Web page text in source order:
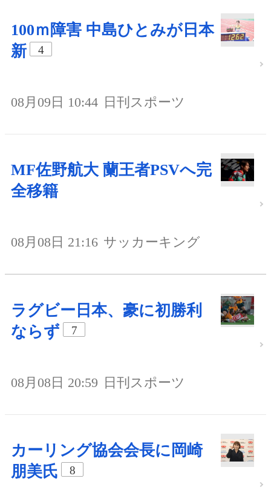
100ｍ障害 中島ひとみが日本
新
4
08月09日 10:44 日刊スポーツ
MF佐野航大 蘭王者PSVへ完
全移籍
08月08日 21:16 サッカーキング
ラグビー日本、豪に初勝利
ならず
7
08月08日 20:59 日刊スポーツ
カーリング協会会長に岡崎
朋美氏
8